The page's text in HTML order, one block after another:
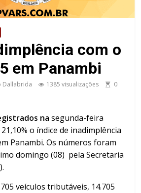
com o
em Panambi
Dallabrida 1385 visualizações
0
nasegunda-feira
o índice de inadimplência
Panambi. Os números foram
domingo (08) pela Secretaria
veículos tributáveis, 14.705